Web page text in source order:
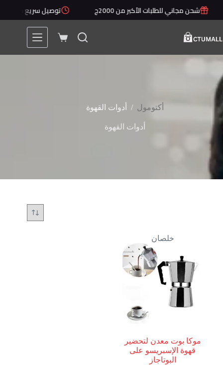
التجاوزشحن مجاني للطلبات الأكبر من 2000ج توصيل سريع خلال 1 - 5 أيام
عربة
أكتومول / أدوات القهوة
أدوات القهوة
خلصان
موكا بوت معدن لتحضير
قهوة الإسبريسو على
البوتاجاز